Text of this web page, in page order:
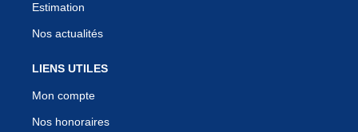
Estimation
Nos actualités
LIENS UTILES
Mon compte
Nos honoraires